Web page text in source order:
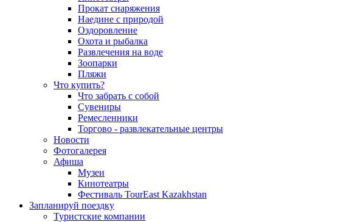
Прокат снаряжения
Наедине с природой
Оздоровление
Охота и рыбалка
Развлечения на воде
Зоопарки
Пляжи
Что купить?
Что забрать с собой
Сувениры
Ремесленники
Торгово - развлекательные центры
Новости
Фотогалерея
Афиша
Музеи
Кинотеатры
Фестиваль TourEast Kazakhstan
Запланируй поездку
Туристские компании